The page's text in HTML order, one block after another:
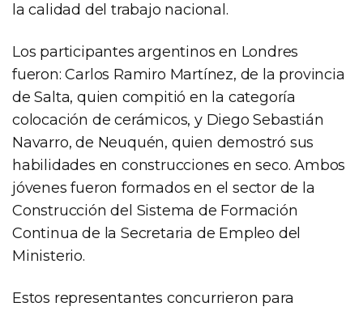
la calidad del trabajo nacional.
Los participantes argentinos en Londres
fueron: Carlos Ramiro Martínez, de la provincia
de Salta, quien compitió en la categoría
colocación de cerámicos, y Diego Sebastián
Navarro, de Neuquén, quien demostró sus
habilidades en construcciones en seco. Ambos
jóvenes fueron formados en el sector de la
Construcción del Sistema de Formación
Continua de la Secretaria de Empleo del
Ministerio.
Estos representantes concurrieron para